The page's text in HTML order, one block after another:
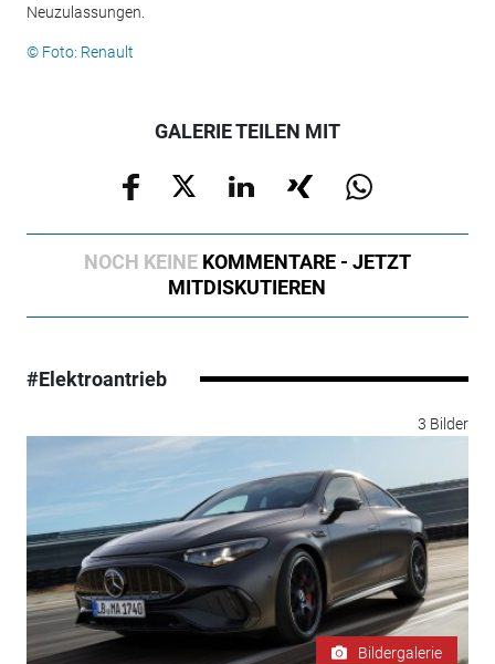
Neuzulassungen.
© Foto: Renault
GALERIE TEILEN MIT
NOCH KEINE KOMMENTARE - JETZT
MITDISKUTIEREN
#Elektroantrieb
3 Bilder
Bildergalerie